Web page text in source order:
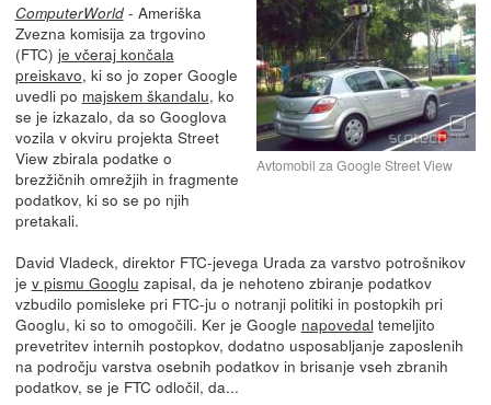
Avtomobil za Google Street View
ComputerWorld- Ameriška
Zvezna komisija za trgovino
(FTC) je včeraj končala
preiskavo, ki so jo zoper Google
uvedli po majskem škandalu, ko
se je izkazalo, da so Googlova
vozila v okviru projekta Street
View zbirala podatke o
brezžičnih omrežjih in fragmente
podatkov, ki so se po njih
pretakali.
David Vladeck, direktor FTC-jevega Urada za varstvo potrošnikov
je v pismu Googlu zapisal, da je nehoteno zbiranje podatkov
vzbudilo pomisleke pri FTC-ju o notranji politiki in postopkih pri
Googlu, ki so to omogočili. Ker je Google napovedal temeljito
prevetritev internih postopkov, dodatno usposabljanje zaposlenih
na področju varstva osebnih podatkov in brisanje vseh zbranih
podatkov, se je FTC odločil, da...